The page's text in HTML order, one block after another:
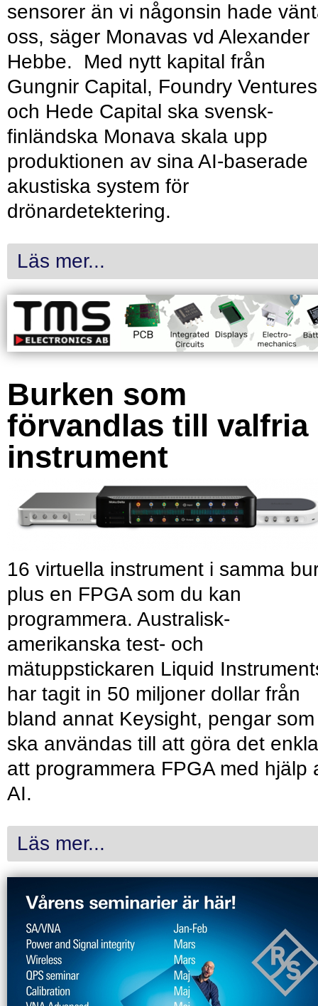
sensorer än vi någonsin hade
oss, säger Monavas vd Alexander
Hebbe. Med nytt kapital från
Gungnir Capital, Foundry Ventures
och Hede Capital ska svensk-
finländska Monava skala upp
produktionen av sina AI-baserade
akustiska system för
drönardetektering.
Läs mer...
Burken som
förvandlas till valfria
instrument
16 virtuella instrument i samma
plus en FPGA som du kan
programmera. Australisk-
amerikanska test- och
mätuppstickaren Liquid
har tagit in 50 miljoner dollar från
bland annat Keysight, pengar som
ska användas till att göra det
att programmera FPGA med hjälp
AI.
Läs mer...